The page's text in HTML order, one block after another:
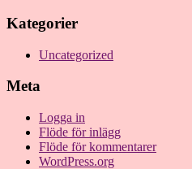
Kategorier
Uncategorized
Meta
Logga in
Flöde för inlägg
Flöde för kommentarer
WordPress.org